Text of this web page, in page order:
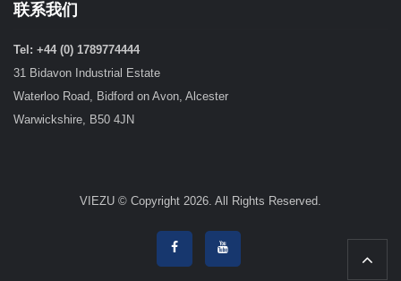
联系我们
Tel: +44 (0) 1789774444
31 Bidavon Industrial Estate
Waterloo Road, Bidford on Avon, Alcester
Warwickshire, B50 4JN
VIEZU © Copyright 2026. All Rights Reserved.